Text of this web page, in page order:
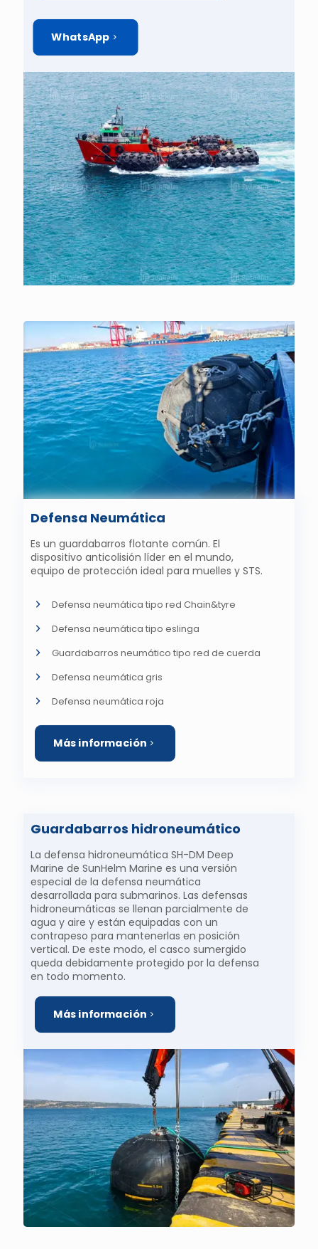
WhatsApp
Defensa Neumática
Es un guardabarros flotante común. El
dispositivo anticolisión líder en el mundo,
equipo de protección ideal para muelles y STS.
Defensa neumática tipo red Chain&tyre
Defensa neumática tipo eslinga
Guardabarros neumático tipo red de cuerda
Defensa neumática gris
Defensa neumática roja
Más información
Guardabarros hidroneumático
La defensa hidroneumática SH-DM Deep
Marine de SunHelm Marine es una versión
especial de la defensa neumática
desarrollada para submarinos. Las defensas
hidroneumáticas se llenan parcialmente de
agua y aire y están equipadas con un
contrapeso para mantenerlas en posición
vertical. De este modo, el casco sumergido
queda debidamente protegido por la defensa
en todo momento.
Más información